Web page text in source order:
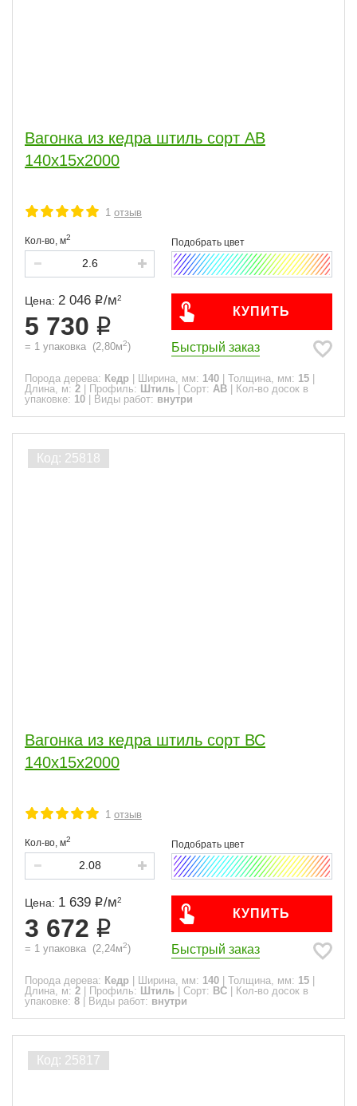
Вагонка из кедра штиль сорт АВ
140x15x2000
1 отзыв
Кол-во, м2
Цена: 2 046 /м2
5 730
= 1 упаковка (2,80м2)
КУПИТЬ
Быстрый заказ
Порода дерева: Кедр Ширина, мм: 140 Толщина, мм: 15
Длина, м: 2 Профиль: Штиль Сорт: АВ
Кол-во досок в
упаковке: 10 Виды работ: внутри
Вагонка из кедра штиль сорт ВС
140x15x2000
1 отзыв
Кол-во, м2
Цена: 1 639 /м2
3 672
= 1 упаковка (2,24м2)
КУПИТЬ
Быстрый заказ
Порода дерева: Кедр Ширина, мм: 140 Толщина, мм: 15
Длина, м: 2 Профиль: Штиль Сорт: ВС
Кол-во досок в
упаковке: 8 Виды работ: внутри